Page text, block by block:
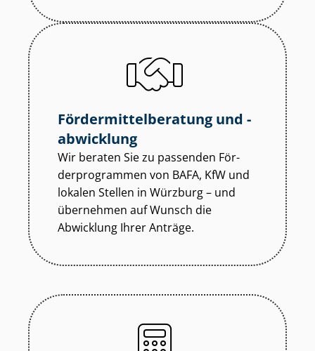
För­der­mit­tel­be­ra­tung und -
abwicklung
Wir beraten Sie zu passenden För­
der­pro­gram­men von BAFA, KfW und
lokalen Stellen in Würzburg – und
übernehmen auf Wunsch die
Abwicklung Ihrer Anträge.